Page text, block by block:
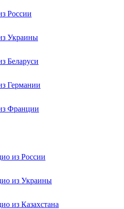
России
Украины
Беларуси
Германии
Франции
из России
из Украины
из Казахстана